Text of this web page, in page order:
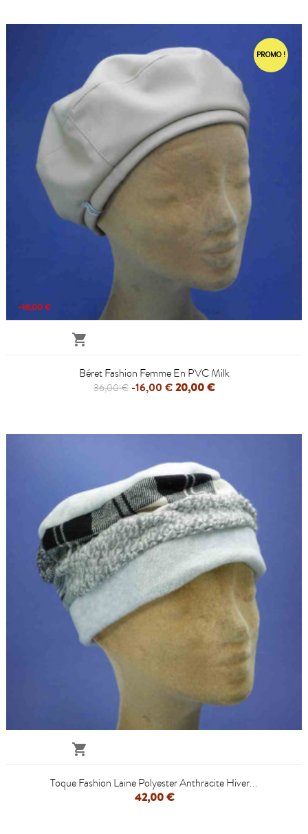
PROMO !
-16,00 €

Béret Fashion Femme En PVC Milk
36,00 € -16,00 €20,00 €

Toque Fashion Laine Polyester Anthracite Hiver...
42,00 €